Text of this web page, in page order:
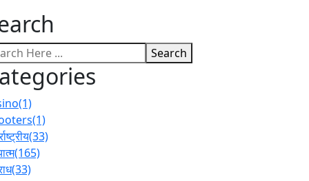
Search
(1)
(1)
(33)
(165)
(33)